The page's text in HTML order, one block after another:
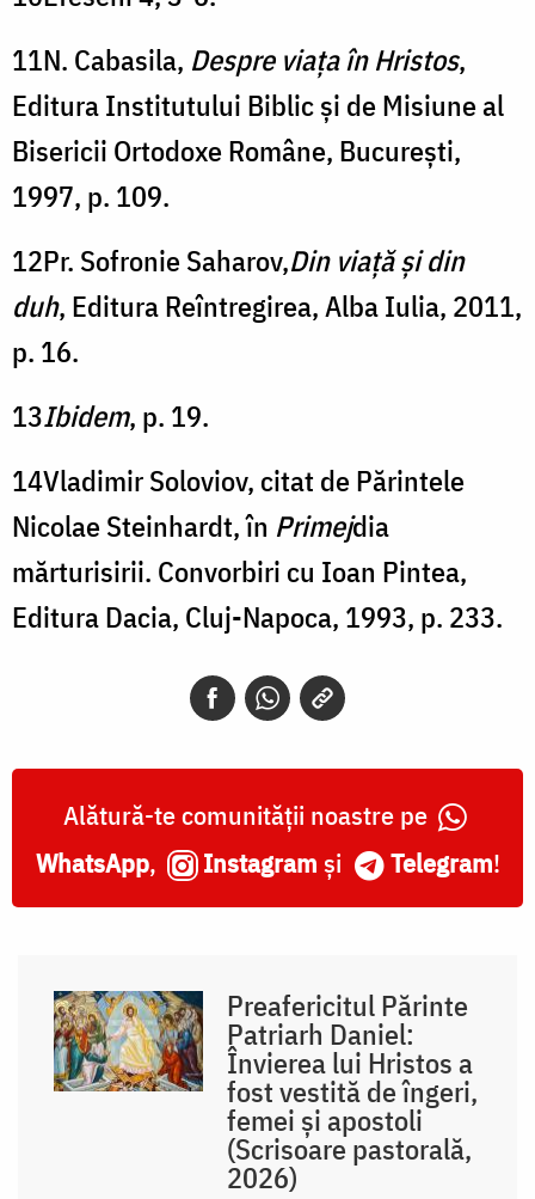
11N. Cabasila, Despre viaţa în Hristos,
Editura Institutului Biblic şi de Misiune al
Bisericii Ortodoxe Române, Bucureşti,
1997, p. 109.
12Pr. Sofronie Saharov,Din viaţă şi din
duh, Editura Reîntregirea, Alba Iulia, 2011,
p. 16.
13Ibidem, p. 19.
14Vladimir Soloviov, citat de Părintele
Nicolae Steinhardt, în Primejdia
mărturisirii. Convorbiri cu Ioan Pintea,
Editura Dacia, Cluj-Napoca, 1993, p. 233.
Alătură-te comunității noastre pe
WhatsApp, Instagram și Telegram!
Preafericitul Părinte
Patriarh Daniel:
Învierea lui Hristos a
fost vestită de îngeri,
femei și apostoli
(Scrisoare pastorală,
2026)